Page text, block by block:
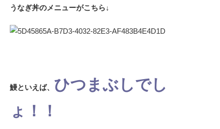
うなぎ丼のメニューがこちら↓
鰻といえば、 ひつまぶしでし
ょ！！